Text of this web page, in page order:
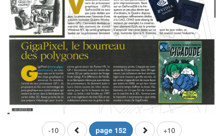
-10 page 152 +10